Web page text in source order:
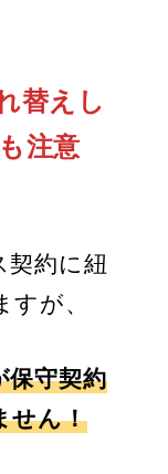
替えし
注意
約に紐
が、
保守契約
せん！